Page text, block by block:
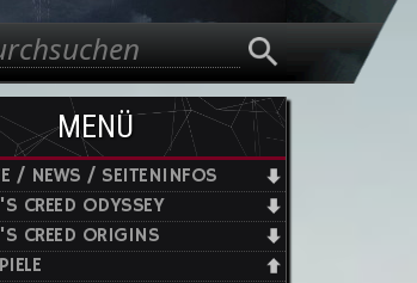
MENÜ
/ NEWS / SEITENINFOS
CREED ODYSSEY
CREED ORIGINS